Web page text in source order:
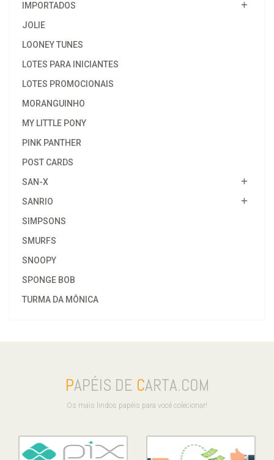
IMPORTADOS
JOLIE
LOONEY TUNES
LOTES PARA INICIANTES
LOTES PROMOCIONAIS
MORANGUINHO
MY LITTLE PONY
PINK PANTHER
POST CARDS
SAN-X
SANRIO
SIMPSONS
SMURFS
SNOOPY
SPONGE BOB
TURMA DA MÔNICA
PAPÉIS DE CARTA.COM
Os mais lindos papéis para você colecionar!